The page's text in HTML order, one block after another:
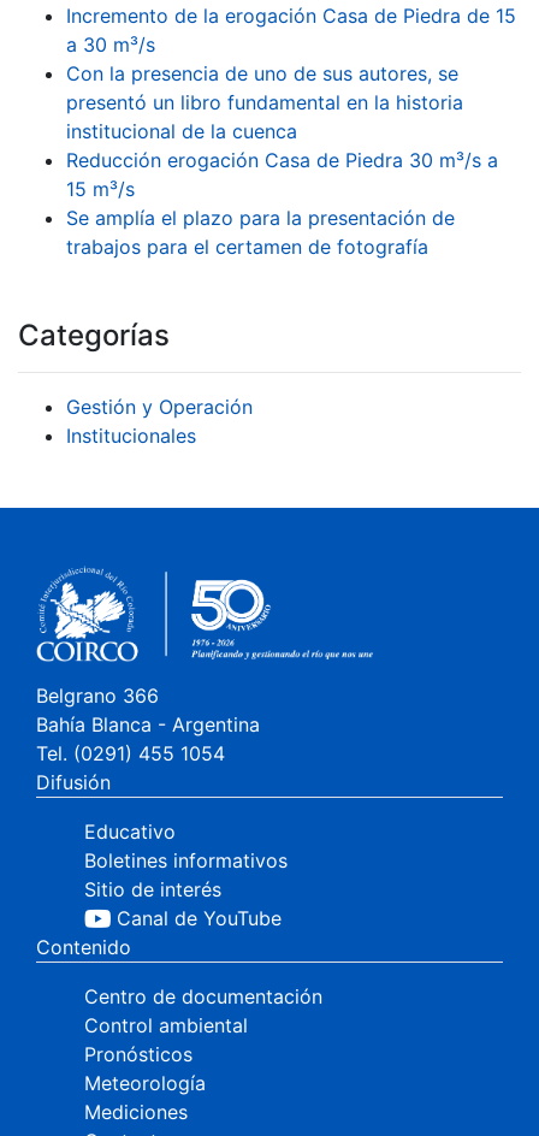
Incremento de la erogación Casa de Piedra de 15
a 30 m³/s
Con la presencia de uno de sus autores, se
presentó un libro fundamental en la historia
institucional de la cuenca
Reducción erogación Casa de Piedra 30 m³/s a
15 m³/s
Se amplía el plazo para la presentación de
trabajos para el certamen de fotografía
Categorías
Gestión y Operación
Institucionales
Belgrano 366
Bahía Blanca - Argentina
Tel. (0291) 455 1054
Difusión
Educativo
Boletines informativos
Sitio de interés
Canal de YouTube
Contenido
Centro de documentación
Control ambiental
Pronósticos
Meteorología
Mediciones